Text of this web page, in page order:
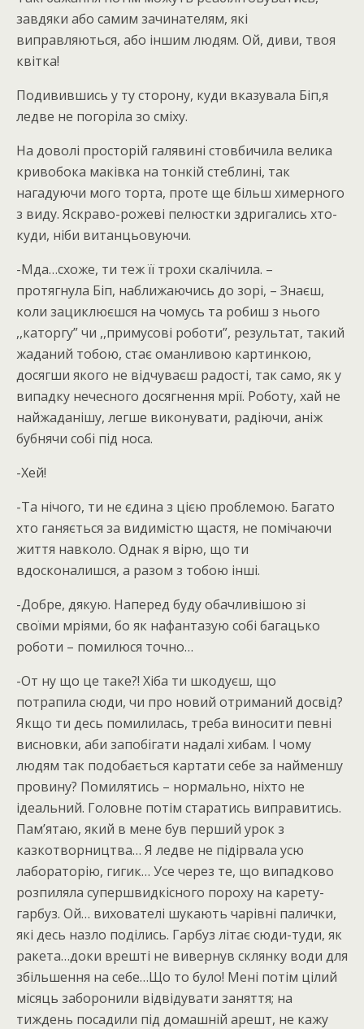
завдяки або самим зачинателям, які
виправляються, або іншим людям. Ой, диви, твоя
квітка!
Подивившись у ту сторону, куди вказувала Біп,я
ледве не погоріла зо сміху.
На доволі просторій галявині стовбичила велика
кривобока маківка на тонкій стеблині, так
нагадуючи мого торта, проте ще більш химерного
з виду. Яскраво-рожеві пелюстки здригались хто-
куди, ніби витанцьовуючи.
-Мда…схоже, ти теж її трохи скалічила. –
протягнула Біп, наближаючись до зорі, – Знаєш,
коли зациклюєшся на чомусь та робиш з нього
,,каторгу” чи ,,примусові роботи”, результат, такий
жаданий тобою, стає оманливою картинкою,
досягши якого не відчуваєш радості, так само, як у
випадку нечесного досягнення мрії. Роботу, хай не
найжаданішу, легше виконувати, радіючи, аніж
бубнячи собі під носа.
-Хей!
-Та нічого, ти не єдина з цією проблемою. Багато
хто ганяється за видимістю щастя, не помічаючи
життя навколо. Однак я вірю, що ти
вдосконалишся, а разом з тобою інші.
-Добре, дякую. Наперед буду обачливішою зі
своїми мріями, бо як нафантазую собі багацько
роботи – помилюся точно…
-От ну що це таке?! Хіба ти шкодуєш, що
потрапила сюди, чи про новий отриманий досвід?
Якщо ти десь помилилась, треба виносити певні
висновки, аби запобігати надалі хибам. І чому
людям так подобається картати себе за найменшу
провину? Помилятись – нормально, ніхто не
ідеальний. Головне потім старатись виправитись.
Пам’ятаю, який в мене був перший урок з
казкотворництва… Я ледве не підірвала усю
лабораторію, гигик… Усе через те, що випадково
розпиляла супершвидкісного пороху на карету-
гарбуз. Ой… вихователі шукають чарівні палички,
які десь назло поділись. Гарбуз літає сюди-туди, як
ракета…доки врешті не вивернув склянку води для
збільшення на себе…Що то було! Мені потім цілий
місяць заборонили відвідувати заняття; на
тиждень посадили під домашній арешт, не кажу